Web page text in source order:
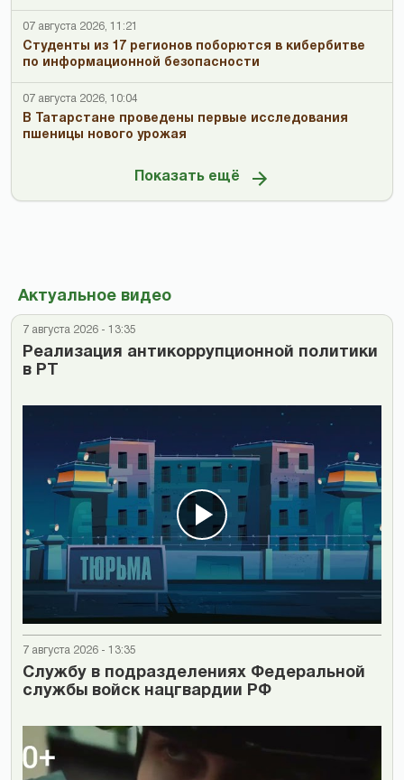
07 августа 2026, 11:21
Студенты из 17 регионов поборются в кибербитве
по информационной безопасности
07 августа 2026, 10:04
В Татарстане проведены первые исследования
пшеницы нового урожая
Показать ещё
Актуальное видео
7 августа 2026 - 13:35
Реализация антикоррупционной политики
в РТ
7 августа 2026 - 13:35
Cлужбу в подразделениях Федеральной
службы войск нацгвардии РФ